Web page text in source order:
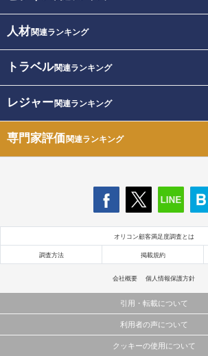
人材関連ランキング
トラベル関連ランキング
レジャー関連ランキング
専門家評価関連ランキング
オリコン顧客満足度調査とは
調査方法 掲載規約
会社概要 個人情報保護方針
引用・転載について
当サイトで公開されている情報（文字、写真、イラスト、画像
これらの情報を権利者の許可なく無断転載・複製などの二次利用
利用者の声について
当サイトに掲載している内容はすべてサービスの利用者が提出さ
クッキーの使用について